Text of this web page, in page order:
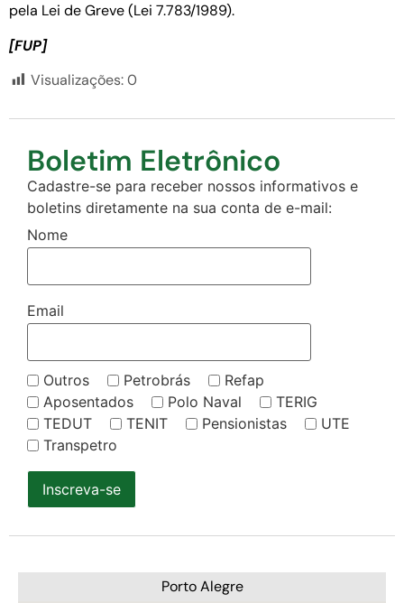
pela Lei de Greve (Lei 7.783/1989).
[FUP]
Visualizações:0
Boletim Eletrônico
Cadastre-se para receber nossos informativos e
boletins diretamente na sua conta de e-mail:
Nome
Email
Outros Petrobrás
Refap
Aposentados
Polo Naval
TERIG
TEDUT
TENIT Pensionistas
UTE
Transpetro
Inscreva-se
Porto Alegre